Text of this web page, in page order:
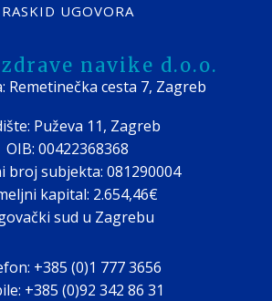
RASKID UGOVORA
navike d.o.o.
Remetinečka cesta 7, Zagreb
Puževa 11, Zagreb
OIB: 00422368368
broj subjekta: 081290004
kapital: 2.654,46€
sud u Zagrebu
+385 (0)1 777 3656
+385 (0)92 342 86 31